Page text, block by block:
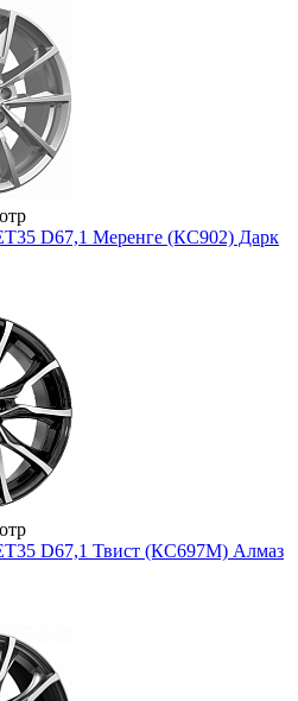
D67,1 Меренге (КС902) Дарк
D67,1 Твист (КС697М) Алмаз